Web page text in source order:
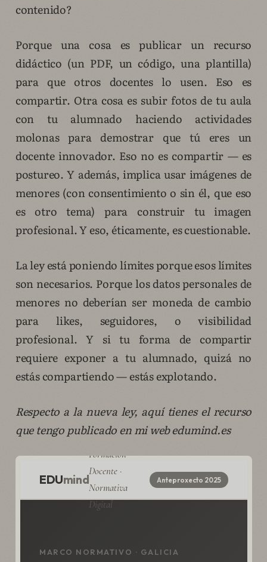
contenido?
Porque una cosa es publicar un recurso
didáctico (un PDF, un código, una plantilla)
para que otros docentes lo usen. Eso es
compartir. Otra cosa es subir fotos de tu aula
con tu alumnado haciendo actividades
molonas para demostrar que tú eres un
docente innovador. Eso no es compartir — es
postureo. Y además, implica usar imágenes de
menores (con consentimiento o sin él, que eso
es otro tema) para construir tu imagen
profesional. Y eso, éticamente, es cuestionable.
La ley está poniendo límites porque esos límites
son necesarios. Porque los datos personales de
menores no deberían ser moneda de cambio
para likes, seguidores, o visibilidad
profesional. Y si tu forma de compartir
requiere exponer a tu alumnado, quizá no
estás compartiendo — estás explotando.
Respecto a la nueva ley, aquí tienes el recurso
que tengo publicado en mi web edumind.es